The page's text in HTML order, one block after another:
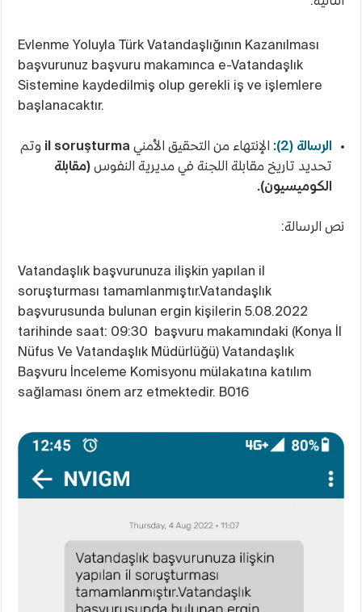
Evlenme Yoluyla Türk Vatandaşlığının Kazanılması
başvurunuz başvuru makamınca e-Vatandaşlık
Sistemine kaydedilmiş olup gerekli iş ve işlemlere
başlanacaktır.
الرسالة (2): الإنتهاء من التحقيق الأمني il soruşturmaوتم
تحديد تاريخ مقابلة اللجنة في مديرية النفوس (مقابلة
الكوميسيون).
نص الرسالة:
Vatandaşlık başvurunuza ilişkin yapılan il
soruşturması tamamlanmıştır.Vatandaşlık
başvurusunda bulunan ergin kişilerin 5.08.2022
tarihinde saat: 09:30 başvuru makamındaki (Konya İl
Nüfus Ve Vatandaşlık Müdürlüğü) Vatandaşlık
Başvuru İnceleme Komisyonu mülakatına katılım
sağlaması önem arz etmektedir. B016